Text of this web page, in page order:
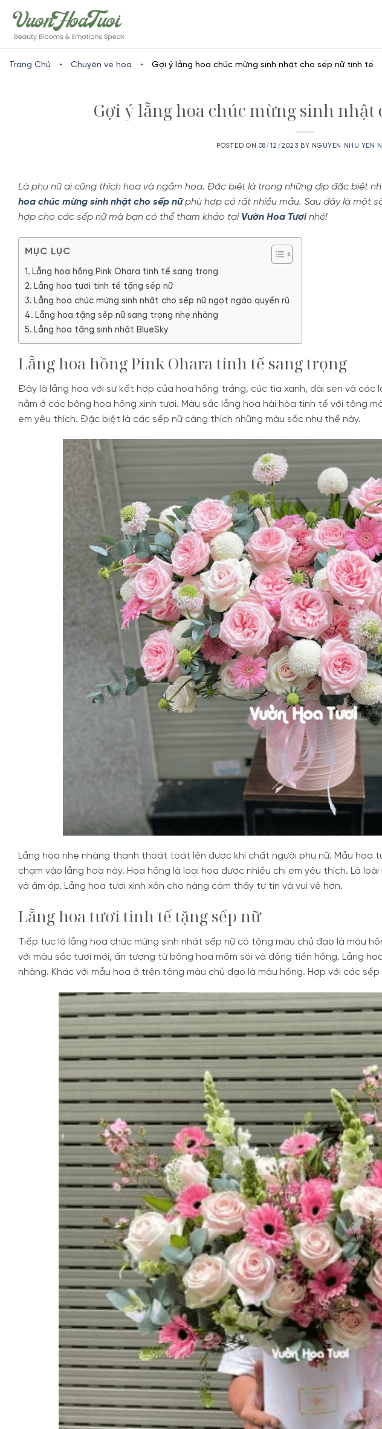
to
content
Trang Chủ • Chuyện về hoa • Gợi ý lẵng hoa chúc mừng sinh nhật cho sếp nữ tinh tế
Gợi ý lẵng hoa chúc mừng sinh nhật
POSTED ON 08/12/2023 BY NGUYEN NHU YEN
Là phụ nữ ai cũng thích hoa và ngắm hoa. Đặc biệt là trong những dịp đặc biệt
hoa chúc mừng sinh nhật cho sếp nữphù hợp có rất nhiều mẫu. Sau đây là một
hợp cho các sếp nữ mà bạn có thể tham khảo tại Vườn Hoa Tươinhé!
MỤC LỤC
Lẵng hoa hồng Pink Ohara tinh tế sang trọng
Lẵng hoa tươi tinh tế tặng sếp nữ
Lẵng hoa chúc mừng sinh nhật cho sếp nữ ngọt ngào quyến rũ
Lẵng hoa tặng sếp nữ sang trọng nhẹ nhàng
Lẵng hoa tặng sinh nhật BlueSky
Lẵng hoa hồng Pink Ohara tinh tế sang trọng
Đây là lẵng hoa với sự kết hợp của hoa hồng trắng, cúc tia xanh, đài sen và các
nằm ở các bông hoa hồng xinh tươi. Màu sắc lẵng hoa hài hòa tinh tế với tông
em yêu thích. Đặc biệt là các sếp nữ càng thích những màu sắc như thế này.
Lẵng hoa nhẹ nhàng thanh thoát toát lên được khí chất người phụ nữ. Mẫu hoa
chạm vào lẵng hoa này. Hoa hồng là loại hoa được nhiều chị em yêu thích. Là
và ấm áp. Lẵng hoa tươi xinh xắn cho nàng cảm thấy tự tin và vui vẻ hơn.
Lẵng hoa tươi tinh tế tặng sếp nữ
Tiếp tục là lẵng hoa chúc mừng sinh nhật sếp nữ có tông màu chủ đạo là màu
với màu sắc tươi mới, ấn tượng từ bông hoa mõm sói và đồng tiền hồng. Lẵng
nhàng. Khác với mẫu hoa ở trên tông màu chủ đạo là màu hồng. Hợp với các